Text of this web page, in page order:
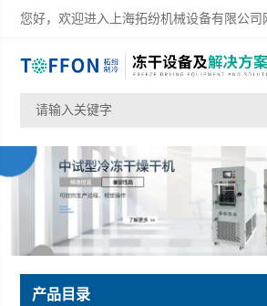
您好，欢迎进入上海拓纷机械设备有限公司
产品目录